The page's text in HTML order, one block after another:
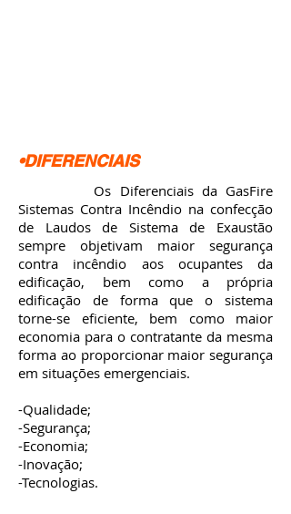
•DIFERENCIAIS
Os Diferenciais da GasFire
Sistemas Contra Incêndio na confecção
de Laudos de Sistema de Exaustão
sempre objetivam maior segurança
contra incêndio aos ocupantes da
edificação, bem como a própria
edificação de forma que o sistema
torne-se eficiente, bem como maior
economia para o contratante da mesma
forma ao proporcionar maior segurança
em situações emergenciais.
-Qualidade;
-Segurança;
-Economia;
-Inovação;
-Tecnologias.